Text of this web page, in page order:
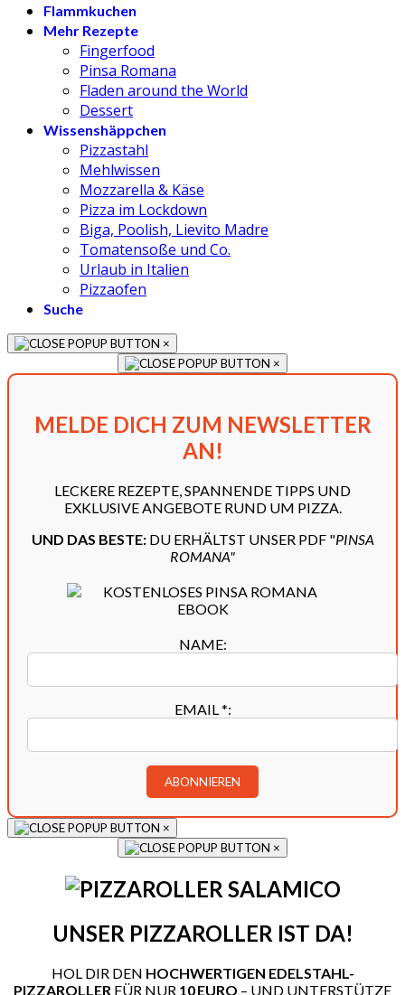
Flammkuchen
Mehr Rezepte
Fingerfood
Pinsa Romana
Fladen around the World
Dessert
Wissenshäppchen
Pizzastahl
Mehlwissen
Mozzarella & Käse
Pizza im Lockdown
Biga, Poolish, Lievito Madre
Tomatensoße und Co.
Urlaub in Italien
Pizzaofen
Suche
×
×
MELDE DICH ZUM NEWSLETTER
AN!
LECKERE REZEPTE, SPANNENDE TIPPS UND
EXKLUSIVE ANGEBOTE RUND UM PIZZA.
UND DAS BESTE:DU ERHÄLTST UNSER PDF "PINSA
ROMANA"
NAME:
EMAIL*:
×
×
UNSER PIZZAROLLER IST DA!
HOL DIR DEN HOCHWERTIGEN EDELSTAHL-
PIZZAROLLER FÜR NUR 10 EURO – UND UNTERSTÜTZE